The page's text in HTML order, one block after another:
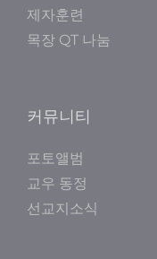
제자훈련
목장 QT 나눔
커뮤니티
포토앨범
교우 동정
선교지소식